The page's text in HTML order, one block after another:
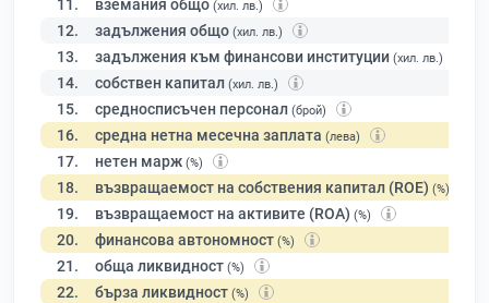
11. вземания общо (хил. лв.)
12. задължения общо (хил. лв.)
13. задължения към финансови институции (хил. лв.)
14. собствен капитал (хил. лв.)
15. средносписъчен персонал (брой)
16. средна нетна месечна заплата (лева)
17. нетен марж (%)
18. възвращаемост на собствения капитал (ROE) (%)
19. възвращаемост на активите (ROA) (%)
20. финансова автономност (%)
21. обща ликвидност (%)
22. бърза ликвидност (%)